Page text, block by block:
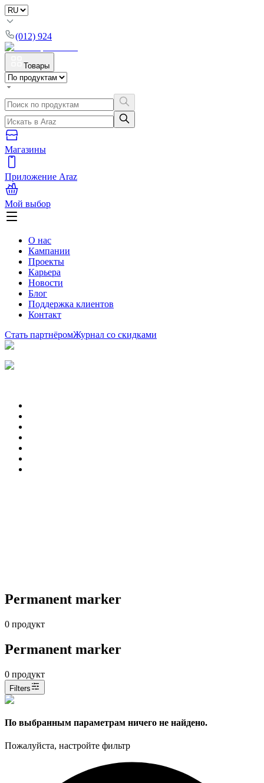
(012) 924
Товары
Магазины
Приложение Araz
Мой выбор
О нас
Кампании
Проекты
Карьера
Новости
Блог
Поддержка клиентов
Контакт
Стать партнёромЖурнал со скидками
Permanent marker
0 продукт
Permanent marker
0 продукт
Filters
По выбранным параметрам ничего не найдено.
Пожалуйста, настройте фильтр